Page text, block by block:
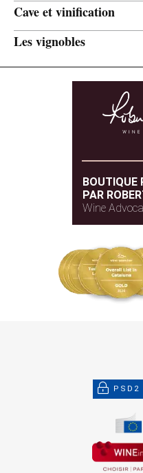
Cave et vinification
ÂGE DES BARRIQUES
TYPE DE BOIS
Les vignobles
La Canoca
53
BOUTIQUE
PAR
Wine
PSD2